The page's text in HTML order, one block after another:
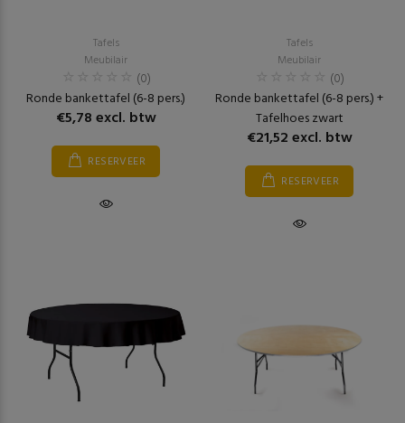
Tafels
Meubilair
(0)
Ronde bankettafel (6-8 pers.)
€5,78 excl. btw
RESERVEER
Tafels
Meubilair
(0)
Ronde bankettafel (6-8 pers.) +
Tafelhoes zwart
€21,52 excl. btw
RESERVEER